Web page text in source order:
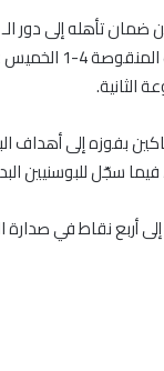
الكبير على
الثانية.
أربع نقاط في صدارة